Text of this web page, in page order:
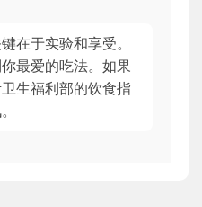
在于实验和享受。
最爱的吃法。如果
生福利部的饮食指